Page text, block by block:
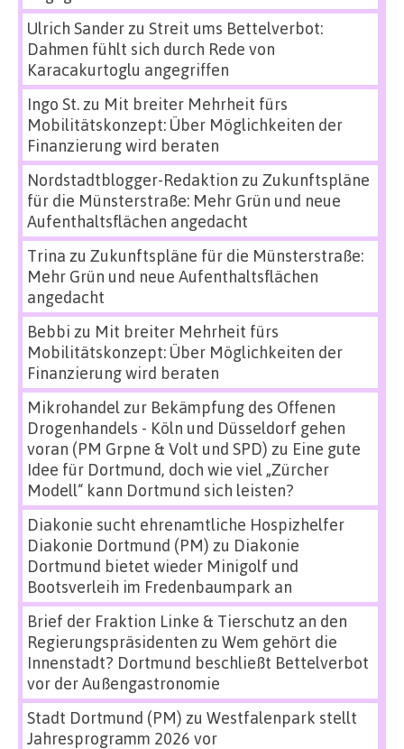
Ulrich Sanderzu Streit ums Bettelverbot:
Dahmen fühlt sich durch Rede von
Karacakurtoglu angegriffen
Ingo St.zu Mit breiter Mehrheit fürs
Mobilitätskonzept: Über Möglichkeiten der
Finanzierung wird beraten
Nordstadtblogger-Redaktion zu Zukunftspläne
für die Münsterstraße: Mehr Grün und neue
Aufenthaltsflächen angedacht
Trina zu Zukunftspläne für die Münsterstraße:
Mehr Grün und neue Aufenthaltsflächen
angedacht
Bebbi zu Mit breiter Mehrheit fürs
Mobilitätskonzept: Über Möglichkeiten der
Finanzierung wird beraten
Mikrohandel zur Bekämpfung des Offenen
Drogenhandels - Köln und Düsseldorf gehen
voran (PM Grpne & Volt und SPD) zu Eine gute
Idee für Dortmund, doch wie viel „Zürcher
Modell“ kann Dortmund sich leisten?
Diakonie sucht ehrenamtliche Hospizhelfer
Diakonie Dortmund (PM) zu Diakonie
Dortmund bietet wieder Minigolf und
Bootsverleih im Fredenbaumpark an
Brief der Fraktion Linke & Tierschutz an den
Regierungspräsidenten zu Wem gehört die
Innenstadt? Dortmund beschließt Bettelverbot
vor der Außengastronomie
Stadt Dortmund (PM) zu Westfalenpark stellt
Jahresprogramm 2026 vor